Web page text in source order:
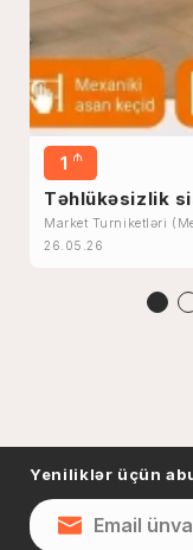
1 ₼
Təhlükəsizlik
Market Turniketləri
26.05.26
Yeniliklər üçün